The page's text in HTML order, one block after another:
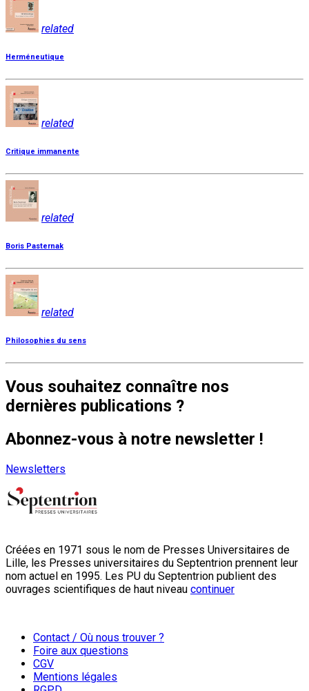
related
Herméneutique
related
Critique immanente
related
Boris Pasternak
related
Philosophies du sens
Vous souhaitez connaître nos
dernières publications ?
Abonnez-vous à notre newsletter !
Newsletters
Créées en 1971 sous le nom de Presses Universitaires de
Lille, les Presses universitaires du Septentrion prennent leur
nom actuel en 1995. Les PU du Septentrion publient des
ouvrages scientifiques de haut niveau continuer
Contact / Où nous trouver ?
Foire aux questions
CGV
Mentions légales